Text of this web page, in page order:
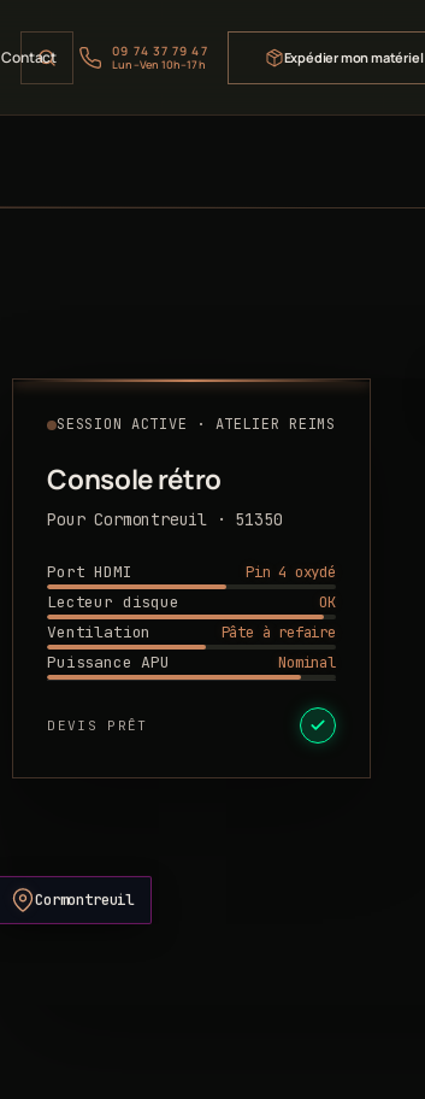
Contact 09 74 37 79 47
Lun–Ven 10h–17h Expédier mon matériel
SESSION ACTIVE · ATELIER REIMS
Console rétro
Pour Cormontreuil · 51350
Port HDMI
Pin 4 oxydé
Lecteur disque
OK
Ventilation
Pâte à refaire
Puissance APU
Nominal
DEVIS PRÊT
Cormontreuil